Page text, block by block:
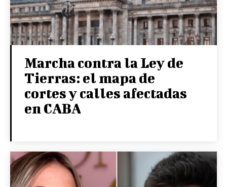
Marcha contra la Ley de
Tierras: el mapa de
cortes y calles afectadas
en CABA